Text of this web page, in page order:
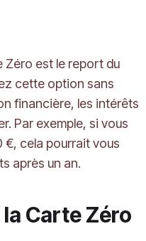
Zéro est le report du
cette option sans
financière, les intérêts
Par exemple, si vous
€, cela pourrait vous
après un an.
Carte Zéro